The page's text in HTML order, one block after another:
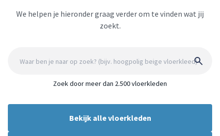
We helpen je hieronder graag verder om te vinden wat jij
zoekt.
Zoek door meer dan 2.500 vloerkleden
Bekijk alle vloerkleden